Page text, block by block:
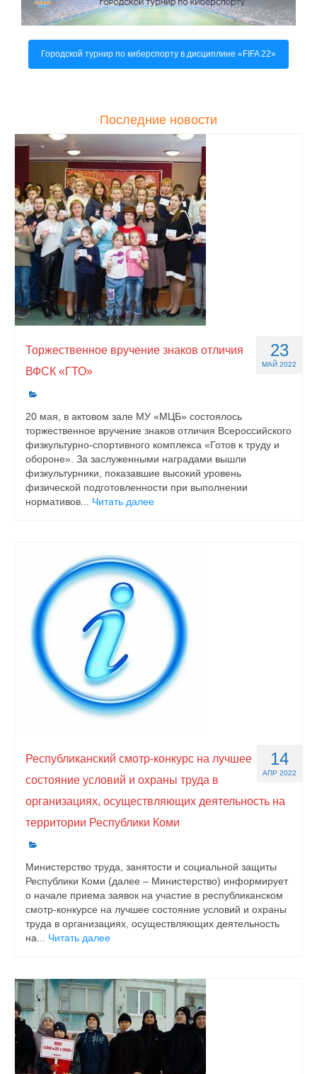
Городской турнир по киберспорту в дисциплине «FIFA 22»
Последние новости
23
МАЙ 2022
Торжественное вручение знаков отличия
ВФСК «ГТО»
20 мая, в актовом зале МУ «МЦБ» состоялось
торжественное вручение знаков отличия Всероссийского
физкультурно-спортивного комплекса «Готов к труду и
обороне». За заслуженными наградами вышли
физкультурники, показавшие высокий уровень
физической подготовленности при выполнении
нормативов... Читать далее
14
АПР 2022
Республиканский смотр-конкурс на лучшее
состояние условий и охраны труда в
организациях, осуществляющих деятельность на
территории Республики Коми
Министерство труда, занятости и социальной защиты
Республики Коми (далее – Министерство) информирует
о начале приема заявок на участие в республиканском
смотр-конкурсе на лучшее состояние условий и охраны
труда в организациях, осуществляющих деятельность
на... Читать далее